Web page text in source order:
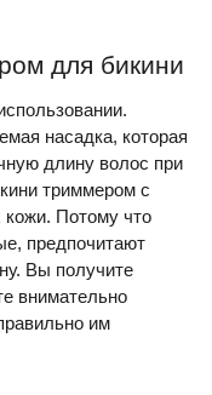
для бикини
насадка, которая
длину волос при
триммером с
кожи. Потому что
предпочитают
Вы получите
внимательно
им